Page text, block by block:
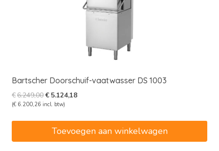
Bartscher Doorschuif-vaatwasser DS 1003
€6.249,00Oorspronkelijke
prijs
€6.249,00.
€ 5.124,18Huidige
(€ 6.200,26 incl. btw)
Toevoegen aan winkelwagen